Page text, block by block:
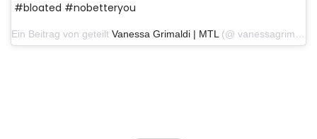
#bloated #nobetteryou
Ein Beitrag von geteilt Vanessa Grimaldi | MTL(@ vanessagrimaldi30) am 19. Juni 2017 um 17:27 Uhr PDT